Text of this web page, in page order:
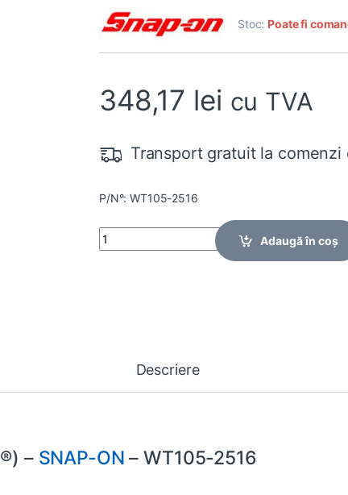
Stoc: Poate fi
348,17 lei cu TVA
Transport gratuit la
P/N°: WT105-2516
Quantity
Adaugă în coș
Descriere
– SNAP-ON – WT105-2516